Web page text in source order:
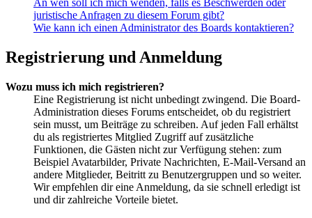
juristische Anfragen zu diesem Forum gibt?
Wie kann ich einen Administrator des Boards kontaktieren?
Registrierung und Anmeldung
Wozu muss ich mich registrieren?
Eine Registrierung ist nicht unbedingt zwingend. Die Board-
Administration dieses Forums entscheidet, ob du registriert
sein musst, um Beiträge zu schreiben. Auf jeden Fall erhältst
du als registriertes Mitglied Zugriff auf zusätzliche
Funktionen, die Gästen nicht zur Verfügung stehen: zum
Beispiel Avatarbilder, Private Nachrichten, E-Mail-Versand an
andere Mitglieder, Beitritt zu Benutzergruppen und so weiter.
Wir empfehlen dir eine Anmeldung, da sie schnell erledigt ist
und dir zahlreiche Vorteile bietet.